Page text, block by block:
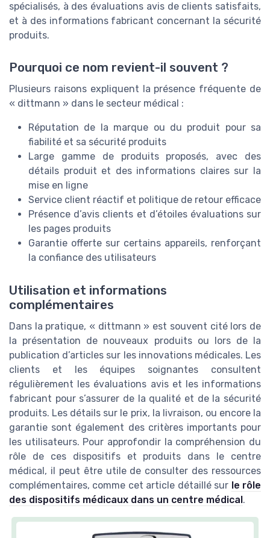
spécialisés, à des évaluations avis de clients satisfaits,
et à des informations fabricant concernant la sécurité
produits.
Pourquoi ce nom revient-il souvent ?
Plusieurs raisons expliquent la présence fréquente de
« dittmann » dans le secteur médical :
Réputation de la marque ou du produit pour sa
fiabilité et sa sécurité produits
Large gamme de produits proposés, avec des
détails produit et des informations claires sur la
mise en ligne
Service client réactif et politique de retour efficace
Présence d’avis clients et d’étoiles évaluations sur
les pages produits
Garantie offerte sur certains appareils, renforçant
la confiance des utilisateurs
Utilisation et informations
complémentaires
Dans la pratique, « dittmann » est souvent cité lors de
la présentation de nouveaux produits ou lors de la
publication d’articles sur les innovations médicales. Les
clients et les équipes soignantes consultent
régulièrement les évaluations avis et les informations
fabricant pour s’assurer de la qualité et de la sécurité
produits. Les détails sur le prix, la livraison, ou encore la
garantie sont également des critères importants pour
les utilisateurs. Pour approfondir la compréhension du
rôle de ces dispositifs et produits dans le centre
médical, il peut être utile de consulter des ressources
complémentaires, comme cet article détaillé sur le rôle
des dispositifs médicaux dans un centre médical.